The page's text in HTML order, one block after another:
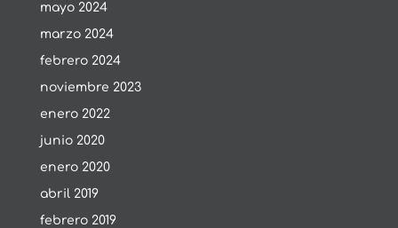
mayo 2024
marzo 2024
febrero 2024
noviembre 2023
enero 2022
junio 2020
enero 2020
abril 2019
febrero 2019